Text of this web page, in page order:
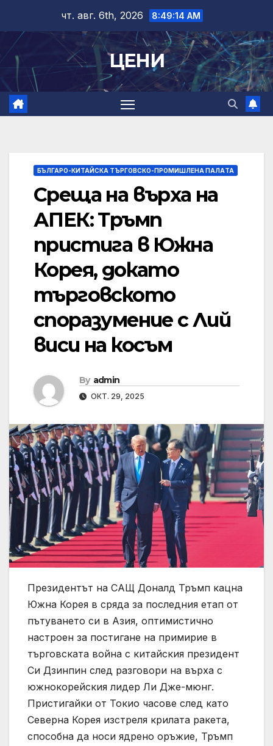
content
чт. авг. 6th, 2026 8:49:15 AM
ЦЕНИ
БЪЛГАРО-КИТАЙСКА ТЪРГОВСКО-ПРОМИШЛЕНА ПАЛAТА
Среща на върха на
АПЕК: Тръмп
пристига в Южна
Корея, докато
търговското
споразумение с Лий
виси на косъм
By admin
ОКТ. 29, 2025
Президентът на САЩ Доналд Тръмп кацна
Южна Корея в сряда за последния етап от
пътуването си в Азия, оптимистично
настроен за постигане на примирие в
търговската война с китайския президент
Си Дзинпин след разговори на върха с
южнокорейския лидер Ли Дже-мюнг.
Пристигайки от Токио часове след като
Северна Корея изстреля крилата ракета,
способна да носи ядрено оръжие, Тръмп